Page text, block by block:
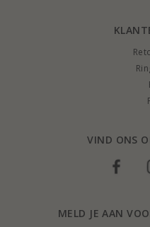
VIND ONS
MELD JE AAN